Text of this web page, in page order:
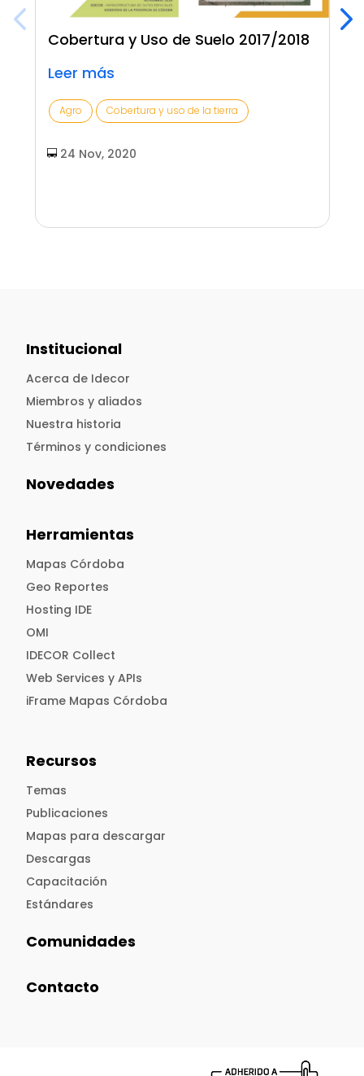
Cobertura y Uso de Suelo 2017/2018
Leer más
Agro Cobertura y uso de la tierra
24 Nov, 2020
Institucional
Acerca de Idecor
Miembros y aliados
Nuestra historia
Términos y condiciones
Novedades
Herramientas
Mapas Córdoba
Geo Reportes
Hosting IDE
OMI
IDECOR Collect
Web Services y APIs
iFrame Mapas Córdoba
Recursos
Temas
Publicaciones
Mapas para descargar
Descargas
Capacitación
Estándares
Comunidades
Contacto